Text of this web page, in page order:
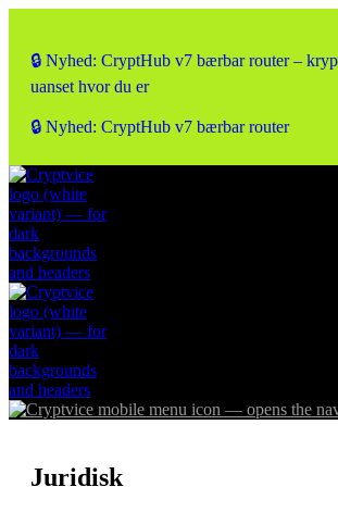
🔒 Nyhed: CryptHub v7 bærbar router –
uanset hvor du er
🔒 Nyhed: CryptHub v7 bærbar router
Juridisk